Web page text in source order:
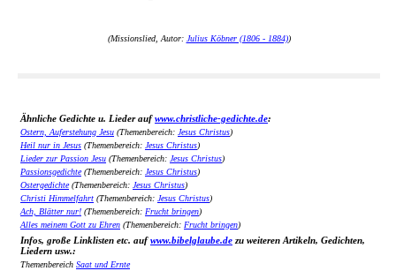
(Missionslied, Autor: Julius Köbner (1806 - 1884))
Ähnliche Gedichte u. Lieder aufwww.christliche-gedichte.de:
Ostern, Auferstehung Jesu (Themenbereich: Jesus Christus)
Heil nur in Jesus (Themenbereich: Jesus Christus)
Lieder zur Passion Jesu (Themenbereich: Jesus Christus)
Passionsgedichte(Themenbereich: Jesus Christus)
Ostergedichte(Themenbereich: Jesus Christus)
Christi Himmelfahrt (Themenbereich: Jesus Christus)
Ach, Blätter nur! (Themenbereich: Frucht bringen)
Alles meinem Gott zu Ehren (Themenbereich: Frucht bringen)
Infos, große Linklisten etc. aufwww.bibelglaube.de zu weiteren Artikeln, Gedichten,
Liedern usw.:
Themenbereich Saat und Ernte